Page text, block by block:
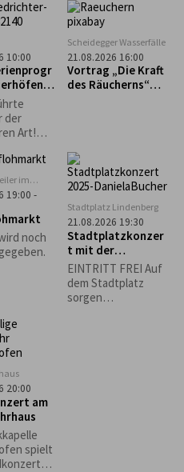
10:00
der
Art!
Familie
Scheidegger Wasserfälle
21.08.2026 16:00
Vortrag „Die Kraft
des Räucherns“
im
19:00 -
noch
Stadtplatz Lindenberg
21.08.2026 19:30
Stadtplatzkonzer
t mit der
Musikgruppe
"Bährig Böhmisch"
EINTRITT FREI Auf
dem Stadtplatz
sorgen
20:00
am
spielt